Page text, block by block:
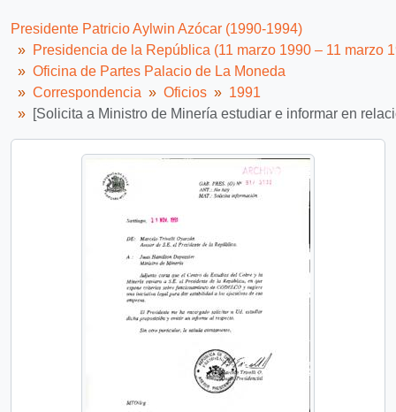
Presidente Patricio Aylwin Azócar (1990-1994)
Presidencia de la República (11 marzo 1990 – 11 marzo
Oficina de Partes Palacio de La Moneda
Correspondencia
Oficios
1991
[Solicita a Ministro de Minería estudiar e informar en